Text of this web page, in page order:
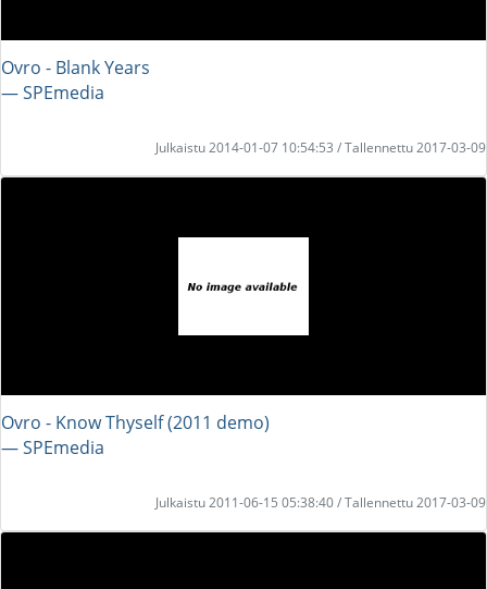
Ovro - Blank Years
― SPEmedia
Julkaistu 2014-01-07 10:54:53 / Tallennettu 2017-03-09
Ovro - Know Thyself (2011 demo)
― SPEmedia
Julkaistu 2011-06-15 05:38:40 / Tallennettu 2017-03-09